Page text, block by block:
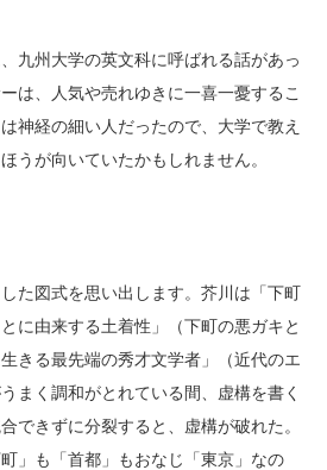
九州大学の英文科に呼ばれる話があっ
は、人気や売れゆきに一喜一憂するこ
神経の細い人だったので、大学で教え
うが向いていたかもしれません。
た図式を思い出します。芥川は「下町
に由来する土着性」（下町の悪ガキと
きる最先端の秀才文学者」（近代のエ
まく調和がとれている間、虚構を書く
できずに分裂すると、虚構が破れた。
」も「首都」もおなじ「東京」なの